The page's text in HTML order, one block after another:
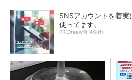
SNSアカウントを着実
使ってます。
PR(Dreaw合同会社)